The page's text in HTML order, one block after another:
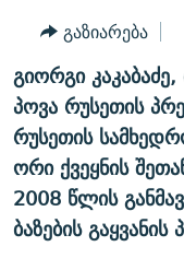
დაბრუნება
ძიებაზე
დაბრუნება
ᲔᲙᲝᲜᲝᲛᲘᲙᲐ
ᲙᲣᲚᲢᲣᲠᲐ
ᲡᲞᲝᲠᲢᲘ
ᲑᲚᲝᲒᲔᲑᲘ
ᲞᲝᲓᲙᲐᲡᲢᲔᲑᲘ
ᲐᲡᲐᲗᲘᲐᲜᲘᲡ ᲙᲣᲗᲮᲔ
ᲜᲘᲙᲝᲡ ᲞᲝᲓᲙᲐᲡᲢᲘ
60 ᲓᲔᲪᲘᲑᲔᲚᲘ
ᲒᲐᲜᲙᲘᲗᲮᲕᲘᲡ ᲓᲦᲔ
ᲒᲐᲓᲐᲪᲔᲛᲔᲑᲘ
ᲗᲐᲕᲘᲡᲣᲤᲚᲔᲑᲘᲡ
ᲤᲔᲜᲝᲕᲐᲜᲘ - 2.10
ᲗᲥᲕᲔᲜᲘ
ᲞᲠᲝᲔᲥᲢᲔᲑᲘ
ᲣᲙᲠᲐᲘᲜᲐᲨᲘ
ЭХО КАВКАЗА
გაზიარება
გიორგი
პოვა რუსეთის
რუსეთის
ორი ქვეყნის
2008 წლის
ბაზების გაყვანის